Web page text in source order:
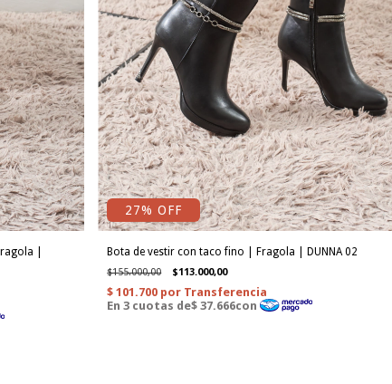
|
27% OFF
Bota de vestir con taco fino | Fragola | DUNNA 02
$155.000,00 $113.000,00